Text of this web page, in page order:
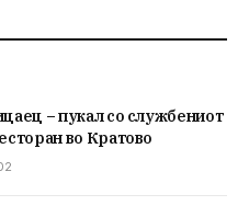
– пукал со службениот
во Кратово